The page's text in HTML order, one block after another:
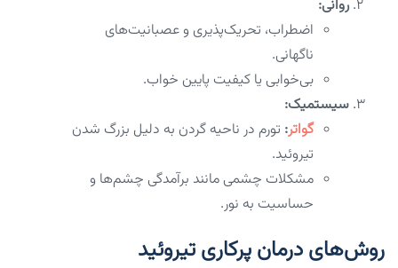
روانی:
اضطراب، تحریک‌پذیری و عصبانیت‌های
ناگهانی.
بی‌خوابی یا کیفیت پایین خواب.
سیستمیک:
گواتر: تورم در ناحیه گردن به دلیل بزرگ شدن
تیروئید.
مشکلات چشمی مانند برآمدگی چشم‌ها و
حساسیت به نور.
روش‌های درمان پرکاری تیروئید